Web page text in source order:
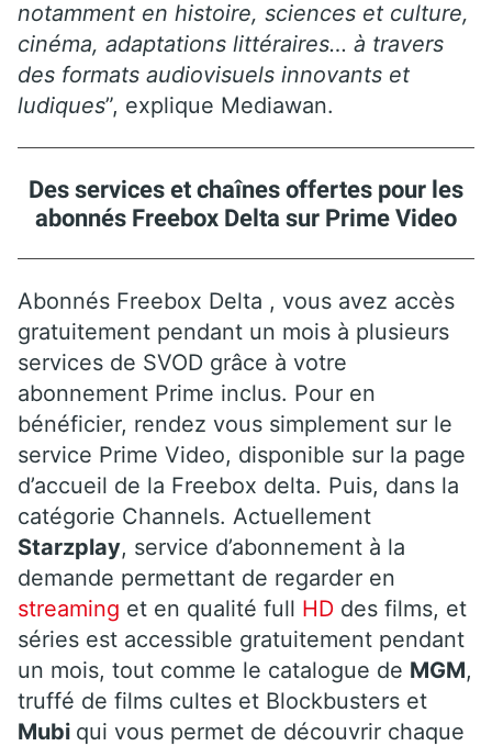
notamment en histoire, sciences et culture,
cinéma, adaptations littéraires… à travers
des formats audiovisuels innovants et
ludiques”, explique Mediawan.
Des services et chaînes offertes pour les
abonnés Freebox Delta sur Prime Video
Abonnés Freebox Delta , vous avez accès
gratuitement pendant un mois à plusieurs
services de SVOD grâce à votre
abonnement Prime inclus. Pour en
bénéficier, rendez vous simplement sur le
service Prime Video, disponible sur la page
d’accueil de la Freebox delta. Puis, dans la
catégorie Channels. Actuellement
Starzplay, service d’abonnement à la
demande permettant de regarder en
streaming et en qualité full HD des films, et
séries est accessible gratuitement pendant
un mois, tout comme le catalogue de MGM,
truffé de films cultes et Blockbusters et
Mubi qui vous permet de découvrir chaque